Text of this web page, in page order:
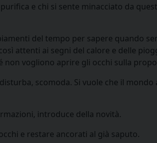
e chi si sente minacciato da
del tempo per sapere quando
attenti ai segni del calore e delle
non vogliono aprire gli occhi sulla
scomoda. Si vuole che il
introduce della novità.
e restare ancorati al già saputo.